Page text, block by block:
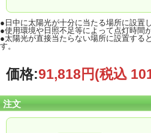
●日中に太陽光が十分に当たる場所に設置
●使用環境や日照不足等によって点灯時間
●太陽光が直接当たらない場所に設置する
す。
価格:91,818円(税込
注文